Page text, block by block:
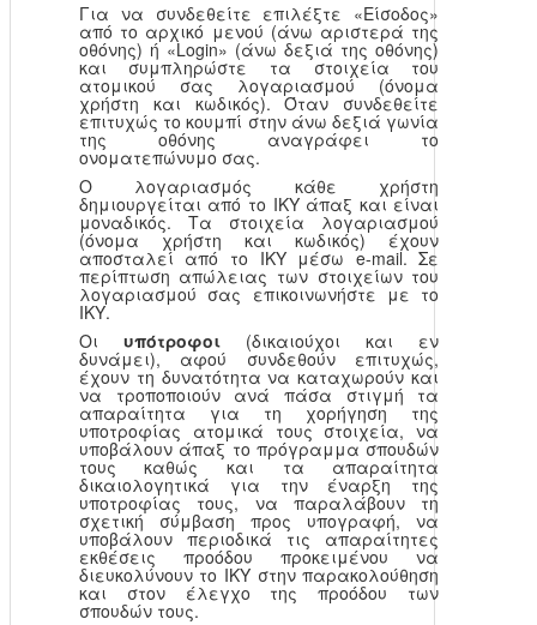
Για να συνδεθείτε επιλέξτε «Είσοδος»
από το αρχικό μενού (άνω αριστερά της
οθόνης) ή «Login» (άνω δεξιά της οθόνης)
και συμπληρώστε τα στοιχεία του
ατομικού σας λογαριασμού (όνομα
χρήστη και κωδικός). Όταν συνδεθείτε
επιτυχώς το κουμπί στην άνω δεξιά γωνία
της οθόνης αναγράφει το
ονοματεπώνυμο σας.
Ο λογαριασμός κάθε χρήστη
δημιουργείται από το ΙΚΥ άπαξ και είναι
μοναδικός. Τα στοιχεία λογαριασμού
(όνομα χρήστη και κωδικός) έχουν
αποσταλεί από το ΙΚΥ μέσω e-mail. Σε
περίπτωση απώλειας των στοιχείων του
λογαριασμού σας επικοινωνήστε με το
ΙΚΥ.
Οι υπότροφοι(δικαιούχοι και εν
δυνάμει), αφού συνδεθούν επιτυχώς,
έχουν τη δυνατότητα να καταχωρούν και
να τροποποιούν ανά πάσα στιγμή τα
απαραίτητα για τη χορήγηση της
υποτροφίας ατομικά τους στοιχεία, να
υποβάλουν άπαξ το πρόγραμμα σπουδών
τους καθώς και τα απαραίτητα
δικαιολογητικά για την έναρξη της
υποτροφίας τους, να παραλάβουν τη
σχετική σύμβαση προς υπογραφή, να
υποβάλουν περιοδικά τις απαραίτητες
εκθέσεις προόδου προκειμένου να
διευκολύνουν το ΙΚΥ στην παρακολούθηση
και στον έλεγχο της προόδου των
σπουδών τους.